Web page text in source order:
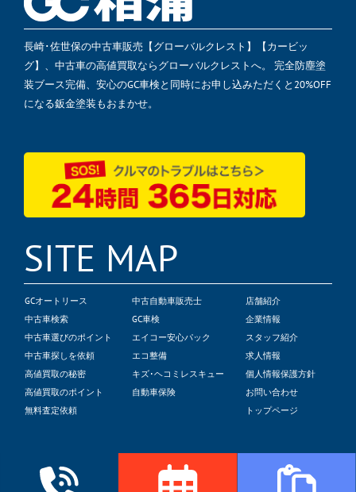
長崎･佐世保の中古車販売【グローバルクレスト】【カービッ
グ】、中古車の高値買取ならグローバルクレストへ。 完全防塵塗
装ブース完備、安心のGC車検と同時にお申し込みただくと20%OFF
になる鈑金塗装もおまかせ。
SITE MAP
GCオートリース
中古車検索
中古車選びのポイント
中古車探しを依頼
高値買取の秘密
高値買取のポイント
無料査定依頼
中古自動車販売士
GC車検
エイコー安心パック
エコ整備
キズ･ヘコミレスキュー
自動車保険
店舗紹介
企業情報
スタッフ紹介
求人情報
個人情報保護方針
お問い合わせ
トップページ